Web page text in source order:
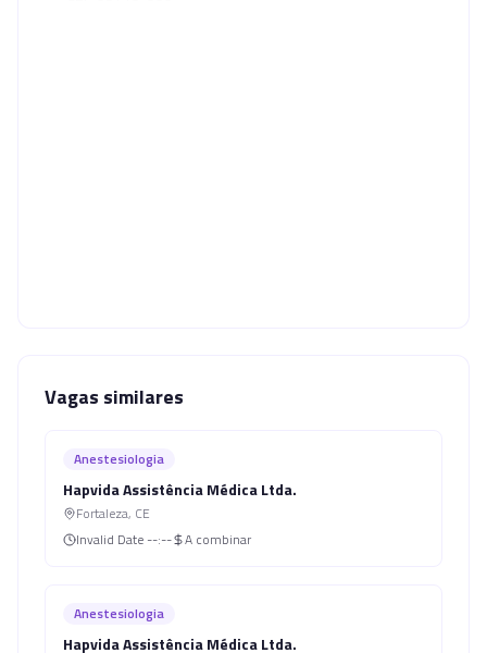
Vagas similares
Anestesiologia
Hapvida Assistência Médica Ltda.
Fortaleza, CE
Invalid Date --:-- A combinar
Anestesiologia
Hapvida Assistência Médica Ltda.